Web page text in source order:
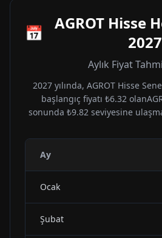
📅 AGROTHisse
2027
Aylık Fiyat
2027yılında, AGROTHisse
başlangıç fiyatı ₺6.32 olan
sonunda ₺9.82seviyesine
Ay
Ocak
Şubat